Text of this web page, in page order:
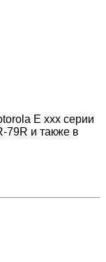
E xxx серии
79R и также в